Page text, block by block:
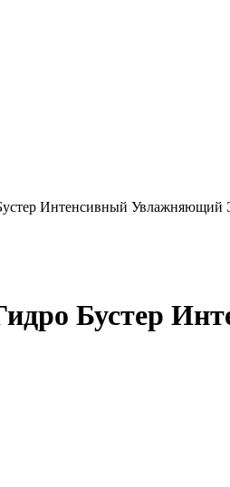
Интенсивный Увлажняющий
Бустер